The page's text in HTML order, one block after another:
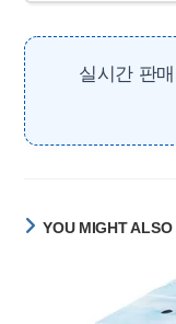
실시간 판
YOU MIGHT